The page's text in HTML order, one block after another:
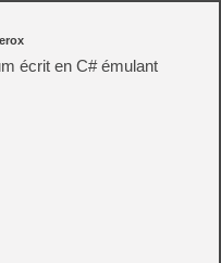
écrit en C# émulant